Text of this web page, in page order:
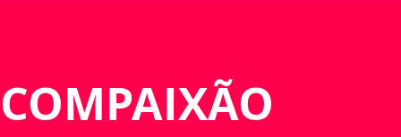
COMPAIXÃO